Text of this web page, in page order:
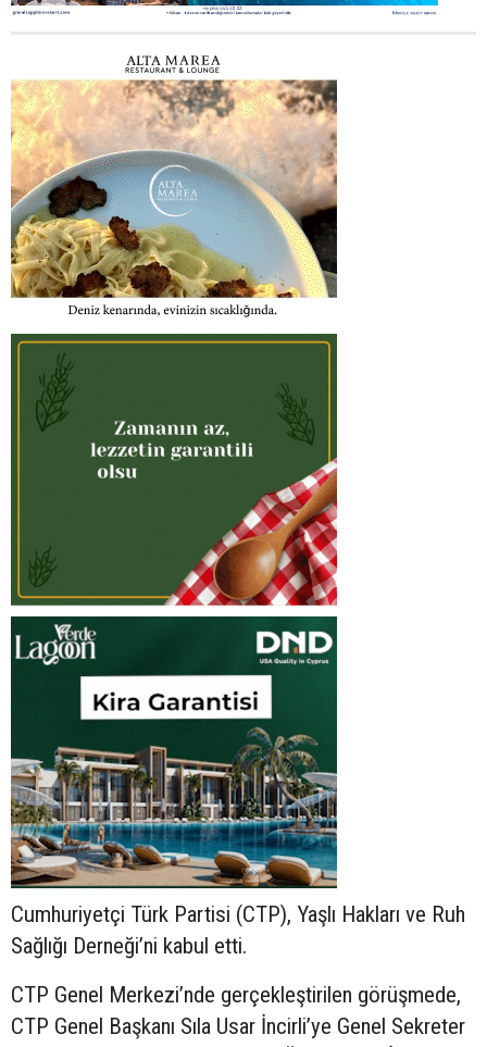
Cumhuriyetçi Türk Partisi (CTP), Yaşlı Hakları ve Ruh
Sağlığı Derneği’ni kabul etti.
CTP Genel Merkezi’nde gerçekleştirilen görüşmede,
CTP Genel Başkanı Sıla Usar İncirli’ye Genel Sekreter